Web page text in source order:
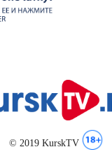
© 2019 KurskTV